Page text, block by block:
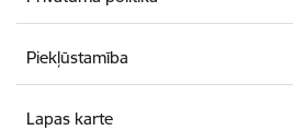
Piekļūstamība
Lapas karte